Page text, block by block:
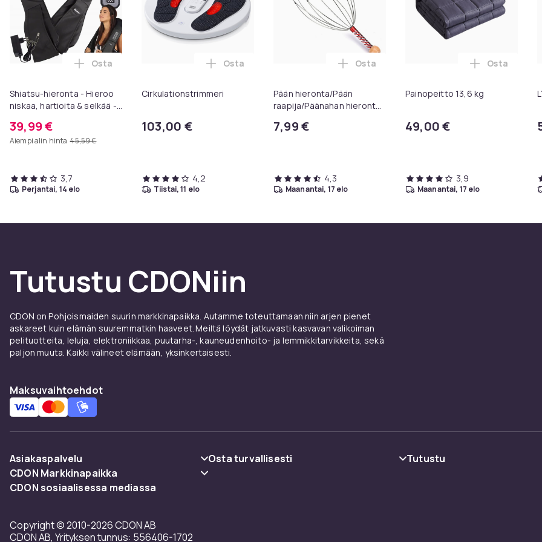
Shiatsu-hieronta - Hieroo
niskaa, hartioita & selkää -
39,99 €
Aiempi alin hinta 45,59 €
Lisää Shiatsu-hieronta - Hieroo niskaa, hartioita & selkää - Black ostoskoriin
Osta
3,7
perjantai, 14 elo
Cirkulationstrimmeri
103,00 €
Lisää Cirkulationstrimmeri ostoskoriin
Osta
4,2
tiistai, 11 elo
Pään hieronta/Pään
raapija/Päänahan hieronta,
7,99 €
Lisää Pään hieronta/Pään raapija/
Osta
4,3
maanantai, 17 elo
Painopeitto 13,6 kg
49,00 €
Lisää
Osta
3,9
maanantai, 17 elo
Tutustu CDONiin
CDON on Pohjoismaiden suurin markkinapaikka. Autamme toteuttamaan niin arjen pienet
askareet kuin elämän suuremmatkin haaveet. Meiltä löydät jatkuvasti kasvavan valikoiman
pelituotteita, leluja, elektroniikkaa, puutarha-, kauneudenhoito- ja lemmikkitarvikkeita, sekä
paljon muuta. Kaikki välineet elämään, yksinkertaisesti.
Maksuvaihtoehdot
Asiakaspalvelu
Usein kysyttyä (UKK)
Peruuta & palauta tästä
Osta turvallisesti
Tutustu
CDON Markkinapaikka
Merchant Help Center
CDON sosiaalisessa mediassa
Copyright © 2010-2026 CDON AB
CDON AB, Yrityksen tunnus: 556406-1702